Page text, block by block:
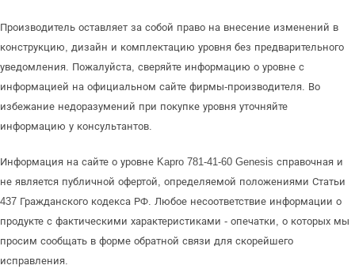
Производитель оставляет за собой право на внесение изменений в
конструкцию, дизайн и комплектацию уровня без предварительного
уведомления. Пожалуйста, сверяйте информацию о уровне с
информацией на официальном сайте фирмы-производителя. Во
избежание недоразумений при покупке уровня уточняйте
информацию у консультантов.
Информация на сайте о уровне Kapro 781-41-60 Genesis справочная и
не является публичной офертой, определяемой положениями Статьи
437 Гражданского кодекса РФ. Любое несоответствие информации о
продукте с фактическими характеристиками - опечатки, о которых мы
просим сообщать в форме обратной связи для скорейшего
исправления.